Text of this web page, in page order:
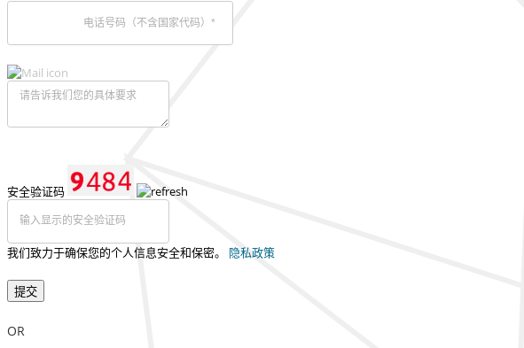
安全验证码
我们致力于确保您的个人信息安全和保密。 隐私政策
提交
OR